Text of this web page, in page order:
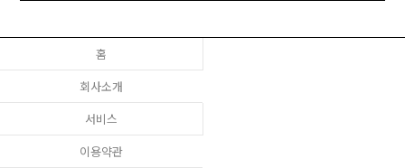
홈
회사소개
서비스
이용약관